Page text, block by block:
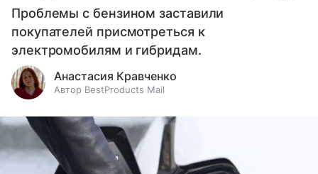
Проблемы с бензином заставили
покупателей присмотреться к
электромобилям и гибридам.
Анастасия Кравченко
Автор BestProducts Mail